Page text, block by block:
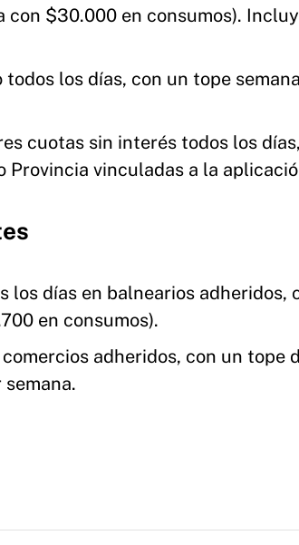
con $30.000 en consumos).
los días, con un tope
cuotas sin interés todos los
Provincia vinculadas a la
los días en balnearios adheridos,
en consumos).
adheridos, con un tope